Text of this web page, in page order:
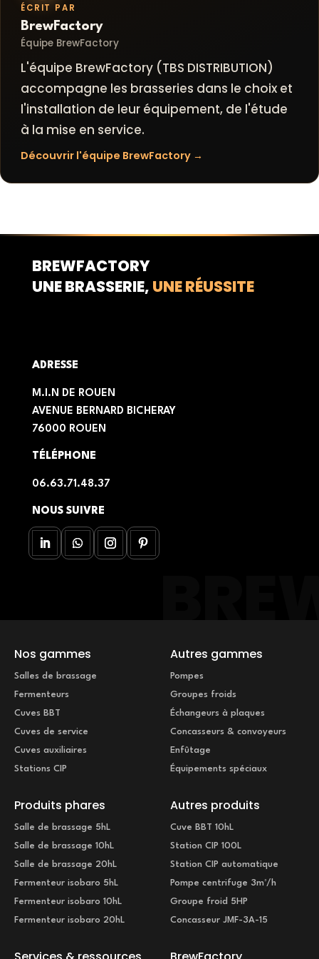
ÉCRIT PAR
BrewFactory
Équipe BrewFactory
L'équipe BrewFactory (TBS DISTRIBUTION)
accompagne les brasseries dans le choix et
l'installation de leur équipement, de l'étude
à la mise en service.
Découvrir l'équipe BrewFactory →
BREWFACTORY
UNE BRASSERIE, UNE RÉUSSITE
ADRESSE
M.I.N DE ROUEN
AVENUE BERNARD BICHERAY
76000 ROUEN
TÉLÉPHONE
06.63.71.48.37
NOUS SUIVRE
Nos gammes
Salles de brassage
Fermenteurs
Cuves BBT
Cuves de service
Cuves auxiliaires
Stations CIP
Autres gammes
Pompes
Groupes froids
Échangeurs à plaques
Concasseurs & convoyeurs
Enfûtage
Équipements spéciaux
Produits phares
Salle de brassage 5hL
Salle de brassage 10hL
Salle de brassage 20hL
Fermenteur isobaro 5hL
Fermenteur isobaro 10hL
Fermenteur isobaro 20hL
Autres produits
Cuve BBT 10hL
Station CIP 100L
Station CIP automatique
Pompe centrifuge 3m³/h
Groupe froid 5HP
Concasseur JMF-3A-15